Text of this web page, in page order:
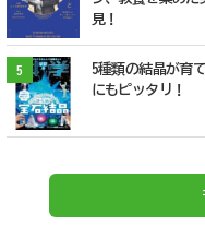
見！
5
5種類の結晶が育
にもピッタリ！